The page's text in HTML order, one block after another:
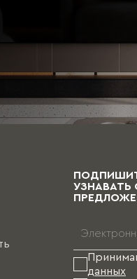
УЗНАВАТЬ
данных